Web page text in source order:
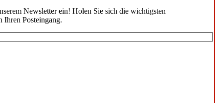
Newsletter ein! Holen Sie sich die wichtigsten
Ihren Posteingang.